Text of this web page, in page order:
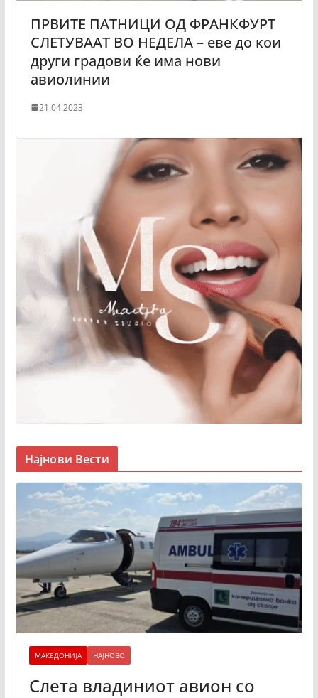
ПРВИТЕ ПАТНИЦИ ОД ФРАНКФУРТ
СЛЕТУВААТ ВО НЕДЕЛА – еве до кои
други градови ќе има нови
авиолинии
21.04.2023
Најнови Вести
МАКЕДОНИЈА НАЈНОВО
Слета владиниот авион со